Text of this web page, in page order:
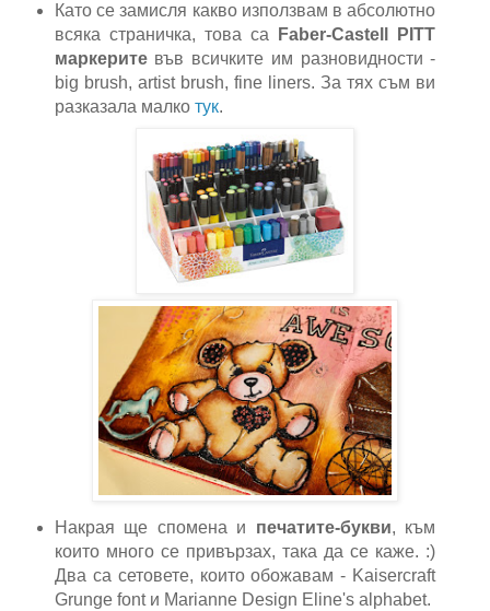
Като се замисля какво използвам в абсолютно
всяка страничка, това са
Faber-Castell PITT
маркеритевъв всичките им разновидности -
big brush, artist brush, fine liners. За тях съм ви
разказала малко тук.
Накрая ще спомена и печатите-букви, към
които много се привързах, така да се каже. :)
Два са сетовете, които обожавам - Kaisercraft
Grunge font и Marianne Design Eline's alphabet.